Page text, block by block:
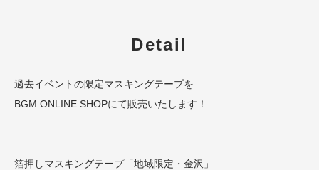
Detail
過去イベントの限定マスキングテープを
BGM ONLINE SHOPにて販売いたします！
箔押しマスキングテープ「地域限定・金沢」